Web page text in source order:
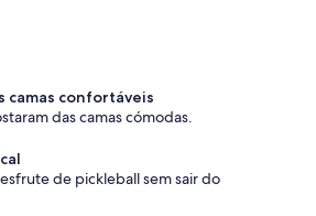
Sala de estar
camas confortáveis
das camas cómodas.
de pickleball sem sair do